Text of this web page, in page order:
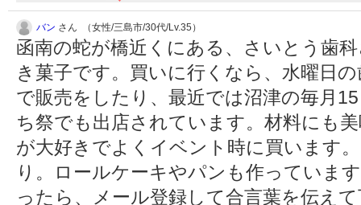
バン さん （女性/三島市/30代/Lv.35）
函南の蛇が橋近くにある、さいとう歯
き菓子です。買いに行くなら、水曜日
で販売をしたり、最近では沼津の毎月
ち祭でも出店されています。材料にも
が大好きでよくイベント時に買います
り。ロールケーキやパンも作っていま
ったら、メール登録して合言葉を伝え